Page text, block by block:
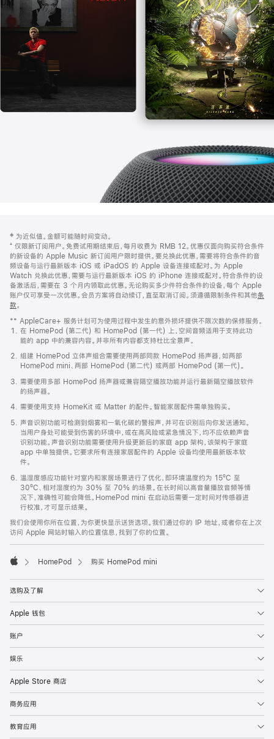
打
开)
页
页
脚
注
‡ 为近似值。金额可能随时间变动。
⁺ 仅限新订阅用户。免费试用期结束后，每月收费为 RMB 12。优惠仅面向购买符合条件
的新设备的 Apple Music 新订阅用户限时提供。要兑换此优惠，需要将符合条件的音
频设备与运行最新版本 iOS 或 iPadOS 的 Apple 设备连接或配对。为 Apple
Watch 兑换此优惠，需要与运行最新版本 iOS 的 iPhone 连接或配对。符合条件的设
备激活后，需要在 3 个月内领取此优惠。无论购买多少件符合条件的设备，每个 Apple
账户仅可享受一次优惠。会员方案将自动续订，直至取消订阅。须遵循限制条件和其他条
款。
窗
口
中
打
开)
** AppleCare+ 服务计划可为使用过程中发生的意外损坏提供不限次数的保修服务。
在 HomePod (第二代) 和 HomePod (第一代) 上，空间音频适用于支持此功
能的 app 中的兼容内容。并非所有内容都支持杜比全景声。
组建 HomePod 立体声组合需要使用两部同款 HomePod 扬声器，如两部
HomePod mini、两部 HomePod (第二代) 或两部 HomePod (第一代)。
需要使用多部 HomePod 扬声器或兼容隔空播放功能并运行最新隔空播放软件
的扬声器。
需要使用支持 HomeKit 或 Matter 的配件。智能家居配件需单独购买。
声音识别功能可检测到烟雾和一氧化碳的警报声，并可在识别后向你发送通知。
当用户身处可能受到伤害的环境中，或在高风险或紧急情况下，均不应依赖声音
识别功能。声音识别功能需要使用升级更新后的家庭 app 架构，该架构于家庭
app 中单独提供。它要求所有连接家居配件的 Apple 设备均使用最新版本软
件。
温湿度感应功能针对室内和家居场景进行了优化，即环境温度约为 15ºC 至
30ºC、相对湿度约为 30% 至 70% 的场景。在长时间以高音量播放音频等情
况下，准确性可能会降低。HomePod mini 在启动后需要一定时间对传感器进
行校准，才可显示结果。
我们会使用你所在位置，为你更快显示送货选项。我们通过你的 IP 地址，或者你在上次
访问 Apple 网站时输入的位置信息，找到了你的位置。
HomePod 购买 HomePod mini
选购及了解
Apple 钱包
账户
娱乐
Apple Store 商店
商务应用
教育应用